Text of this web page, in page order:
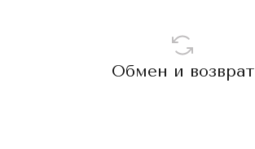
Обмен и возврат